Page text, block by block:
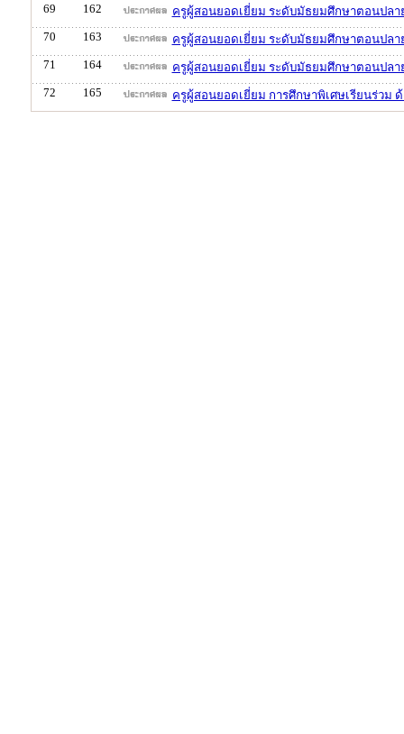
69 162
ครูผู้สอนยอดเยี่ยม ระดับมัธยมศึกษาตอนปล
70
163
ครูผู้สอนยอดเยี่ยม ระดับมัธยมศึกษาตอนปลา
71
164
ครูผู้สอนยอดเยี่ยม ระดับมัธยมศึกษาตอนปล
72
165 ครูผู้สอนยอดเยี่ยม การศึกษาพิเศษเรียนร่วม